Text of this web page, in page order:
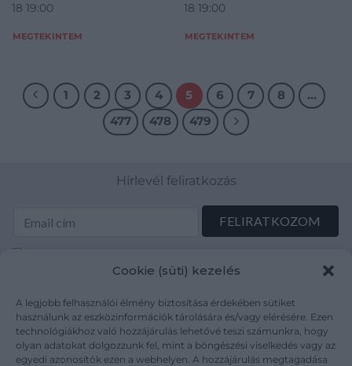
Cookie (süti) kezelés
A legjobb felhasználói élmény biztosítása érdekében sütiket
használunk az eszközinformációk tárolására és/vagy elérésére. Ezen
technológiákhoz való hozzájárulás lehetővé teszi számunkra, hogy
olyan adatokat dolgozzunk fel, mint a böngészési viselkedés vagy az
egyedi azonosítók ezen a webhelyen. A hozzájárulás megtagadása
href="https://www.darabanth.com/hu/gyorsarveres/424/
18 19:00
MEGTEKINTEM
grafikak~500001/Joseph-
18 19:00
MEGTEKINTEM
1 2 3 4 5 6 7 8
…
477
478 479
Hírlevél feliratkozás
mutargy.com/adatkezelesi-tajekoztato/
Rólunk
Médiaajánlat
Karrier
Áraink
ÁSZF
Adatvédelem